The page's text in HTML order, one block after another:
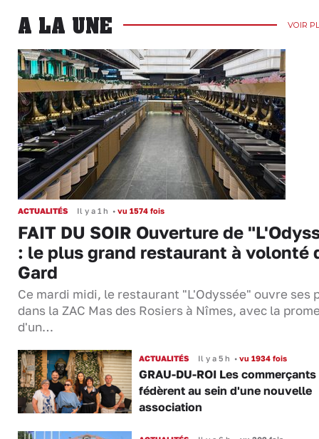
A LA UNE VOIR
ACTUALITÉS Il y a 1 h • vu 1574 fois
FAIT DU SOIR Ouverture de
: le plus grand restaurant à volonté
Gard
Ce mardi midi, le restaurant "L'Odyssée" ouvre ses
dans la ZAC Mas des Rosiers à Nîmes, avec la
d'un…
ACTUALITÉS Il y a 5 h •vu 1934 fois
GRAU-DU-ROI Les commerçants
fédèrent au sein d'une nouvelle
association